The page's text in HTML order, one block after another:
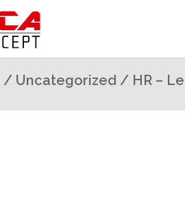
/ Uncategorized / HR –